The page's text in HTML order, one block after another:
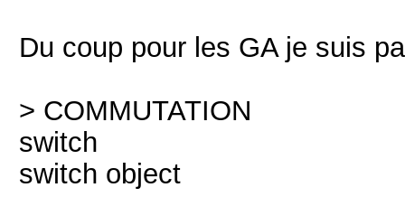
Du coup pour les GA je suis
> COMMUTATION
switch
switch object